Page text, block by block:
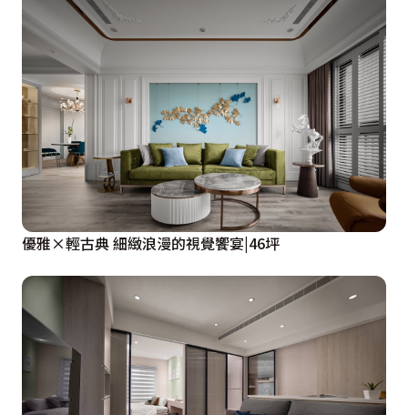
機到燈光，一切都可以透過智能系統輕鬆控制，為大坪數
的空間帶來更多的舒適與便利。
每個房間都是套房式設計，從衛浴空間的設計，到磁磚、
衛浴用品的選擇，每一處都精心挑選，以確保整體空間風
格一致，顯示出了對細節的極致追求。主臥室規劃為飯店
式格局，具有獨立的更衣室。此外，臥室也包含獨立的私
人露台，考量到風水與隱私，此處以隱藏式的拉門分界，
關上就成為獨立的私密空間。為了保留孩子未來的成長空
衣櫥的設計同樣與整理師討論過，根據小朋友的使用方式
做規劃。不僅方便日常使用，也充分利用每一寸空間。
優雅×輕古典 細緻浪漫的視覺饗宴|46坪